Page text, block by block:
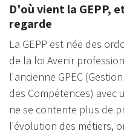
D'où vient la GEPP,
regarde
La GEPP est née des
de la loi Avenir
l'ancienne GPEC
des Compétences) avec
ne se contente plus de
l'évolution des métiers,